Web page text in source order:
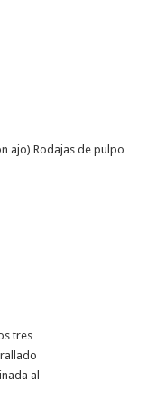
ajo) Rodajas de pulpo
tres
al